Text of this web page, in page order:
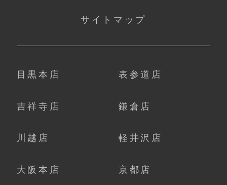
サイトマップ
目黒本店 表参道店
吉祥寺店 鎌倉店
川越店 軽井沢店
大阪本店 京都店